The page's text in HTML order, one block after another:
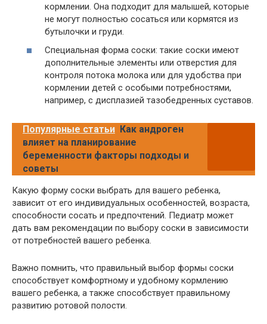
кормлении. Она подходит для малышей, которые
не могут полностью сосаться или кормятся из
бутылочки и груди.
Специальная форма соски: такие соски имеют
дополнительные элементы или отверстия для
контроля потока молока или для удобства при
кормлении детей с особыми потребностями,
например, с дисплазией тазобедренных суставов.
Популярные статьи Как андроген
влияет на планирование
беременности факторы подходы и
советы
Какую форму соски выбрать для вашего ребенка,
зависит от его индивидуальных особенностей, возраста,
способности сосать и предпочтений. Педиатр может
дать вам рекомендации по выбору соски в зависимости
от потребностей вашего ребенка.
Важно помнить, что правильный выбор формы соски
способствует комфортному и удобному кормлению
вашего ребенка, а также способствует правильному
развитию ротовой полости.